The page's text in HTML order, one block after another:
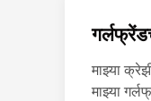
माझ्या
माझ्या